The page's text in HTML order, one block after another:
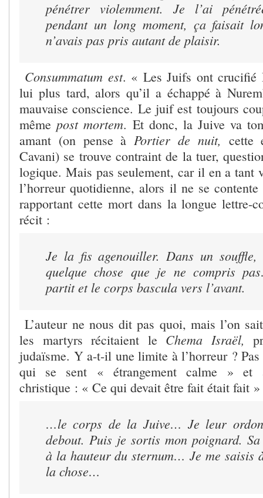
pénétrer violemment. Je l’ai
pendant un long moment, ça faisait
n’avais pas pris autant de plaisir.
Consummatum est. « Les Juifs ont crucifié
lui plus tard, alors qu’il a échappé à
mauvaise conscience. Le juif est toujours
même post mortem. Et donc, la Juive va
amant (on pense à Portier de nuit, cette
Cavani) se trouve contraint de la tuer,
logique. Mais pas seulement, car il en a tant
l’horreur quotidienne, alors il ne se contente
rapportant cette mort dans la longue lettre-
récit :
Je la fis agenouiller. Dans un souffle,
quelque chose que je ne compris
partit et le corps bascula vers l’avant.
L’auteur ne nous dit pas quoi, mais l’on
les martyrs récitaient le Chema Israël,
judaïsme. Y a-t-il une limite à l’horreur ?
qui se sent « étrangement calme » et
christique : « Ce qui devait être fait était fait
…le corps de la Juive… Je leur
debout. Puis je sortis mon poignard. Sa
à la hauteur du sternum… Je me saisis
la chose…